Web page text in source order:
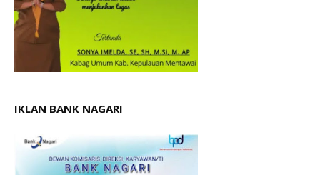
IKLAN BANK NAGARI